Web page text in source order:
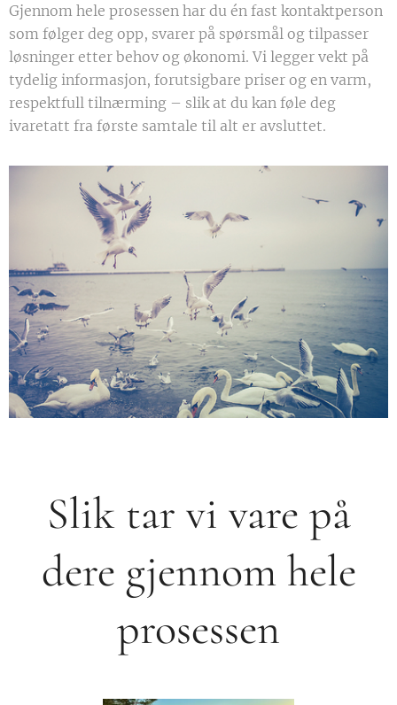
Gjennom hele prosessen har du én fast kontaktperson
som følger deg opp, svarer på spørsmål og tilpasser
løsninger etter behov og økonomi. Vi legger vekt på
tydelig informasjon, forutsigbare priser og en varm,
respektfull tilnærming – slik at du kan føle deg
ivaretatt fra første samtale til alt er avsluttet.
Slik tar vi vare på
dere gjennom hele
prosessen